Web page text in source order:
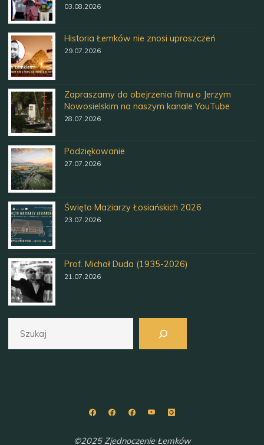
03.08.2026
Historia Łemków nie znosi uproszczeń
29.07.2026
Zapraszamy do obejrzenia filmu o Jerzym
Nowosielskim na naszym kanale YouTube
28.07.2026
Podziękowanie
27.07.2026
Święto Maziarzy Łosiańskich 2026
23.07.2026
Prof. Michał Duda (1935-2026)
21.07.2026
©2025 Zjednoczenie Łemków